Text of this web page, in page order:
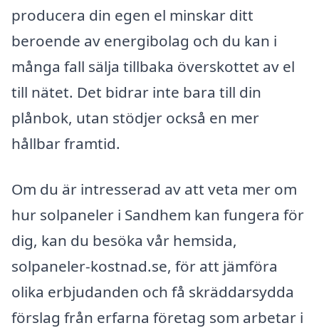
producera din egen el minskar ditt
beroende av energibolag och du kan i
många fall sälja tillbaka överskottet av el
till nätet. Det bidrar inte bara till din
plånbok, utan stödjer också en mer
hållbar framtid.
Om du är intresserad av att veta mer om
hur solpaneler i Sandhem kan fungera för
dig, kan du besöka vår hemsida,
solpaneler-kostnad.se, för att jämföra
olika erbjudanden och få skräddarsydda
förslag från erfarna företag som arbetar i